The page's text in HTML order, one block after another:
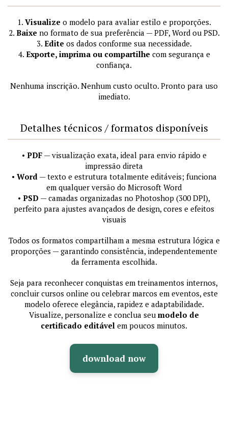
1. Visualize o modelo para avaliar estilo e proporções.
2. Baixe no formato de sua preferência — PDF, Word ou PSD.
3. Edite os dados conforme sua necessidade.
4. Exporte, imprima ou compartilhe com segurança e
confiança.
Nenhuma inscrição. Nenhum custo oculto. Pronto para uso
imediato.
Detalhes técnicos / formatos disponíveis
• PDF— visualização exata, ideal para envio rápido e
impressão direta
• Word — texto e estrutura totalmente editáveis; funciona
em qualquer versão do Microsoft Word
• PSD — camadas organizadas no Photoshop (300 DPI),
perfeito para ajustes avançados de design, cores e efeitos
visuais
Todos os formatos compartilham a mesma estrutura lógica e
proporções — garantindo consistência, independentemente
da ferramenta escolhida.
Seja para reconhecer conquistas em treinamentos internos,
concluir cursos online ou celebrar marcos em eventos, este
modelo oferece elegância, rapidez e adaptabilidade.
Visualize, personalize e conclua seu modelo de
certificado editável em poucos minutos.
download now